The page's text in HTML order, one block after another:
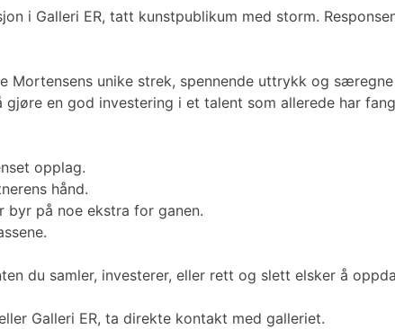
i Galleri ER, tatt kunstpublikum med storm.
Mortensens unike strek, spennende uttrykk og
en god investering i et talent som allerede har
opplag.
hånd.
byr på noe ekstra for ganen.
du samler, investerer, eller rett og slett elsker å
Galleri ER, ta direkte kontakt med galleriet.